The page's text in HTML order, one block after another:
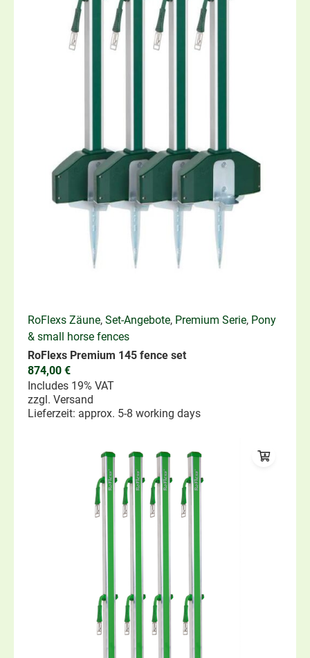
RoFlexs Zäune, Set-Angebote, Premium Serie, Pony
& small horse fences
RoFlexs Premium 145 fence set
874,00 €
Includes 19% VAT
zzgl. Versand
Lieferzeit: approx. 5-8 working days